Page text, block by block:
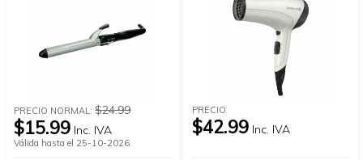
PRECIO NORMAL:$24.99
$15.99 Inc. IVA
Válida hasta el 25-10-2026.
PRECIO
$42.99 Inc. IVA